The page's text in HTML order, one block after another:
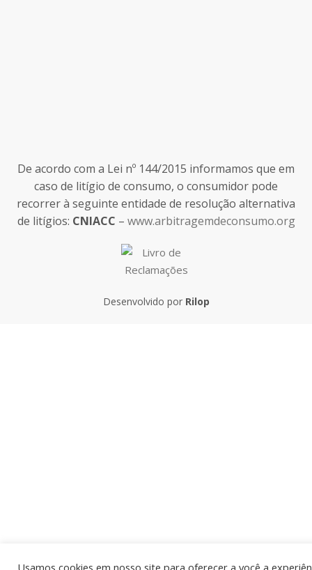
Usamos cookies em nosso site para oferecer a você a
De acordo com a Lei nº 144/2015 informamos que em
caso de litígio de consumo, o consumidor pode
recorrer à seguinte entidade de resolução alternativa
de litígios: CNIACC – www.arbitragemdeconsumo.org
Desenvolvido por Rilop